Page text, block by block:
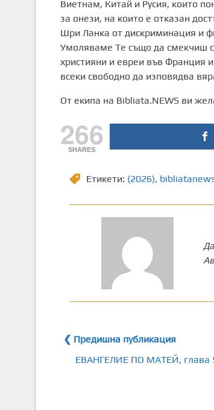
Виетнам, Китай и Русия, които
за онези, на които е отказан
Шри Ланка от дискриминация и
Умоляваме Те също да смекчиш
християни и евреи във Франция
всеки свободно да изповядва
От екипа на Bibliata.NEWS ви
266
SHARES
Етикети: (2026),
❮ Предишна публикация
ЕВАНГЕЛИЕ ПО МАТЕЙ, глава